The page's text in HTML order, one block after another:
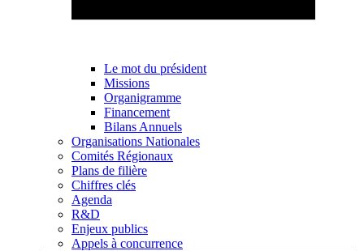
Le mot du président
Missions
Organigramme
Financement
Bilans Annuels
Organisations Nationales
Comités Régionaux
Plans de filière
Chiffres clés
Agenda
R&D
Enjeux publics
Appels à concurrence